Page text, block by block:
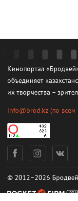
Кинопортал
объединяет
их творчества –
info@brod.kz (по всем
© 2012–2026 Бродвей